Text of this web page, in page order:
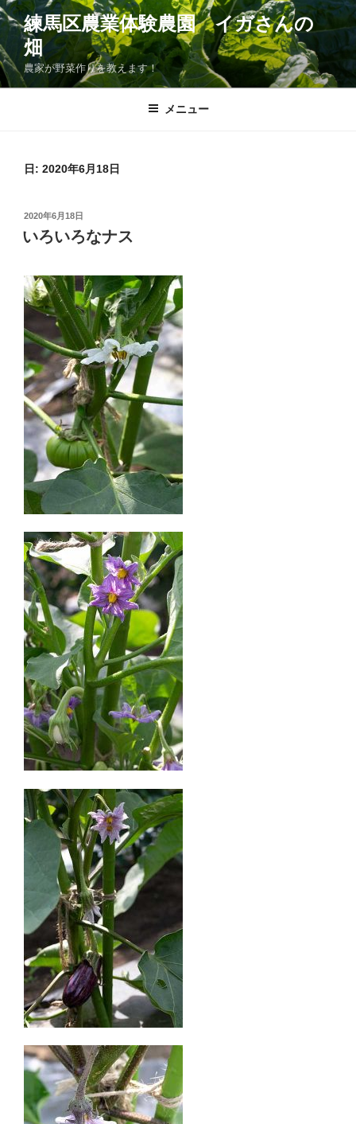
コ
ン
テ
ン
ツ
練馬区農業体験農園 イガさんの
畑
農家が野菜作りを教えます！
メニュー
日: 2020年6月18日
投
稿
日:
2020年6月18日
いろいろなナス